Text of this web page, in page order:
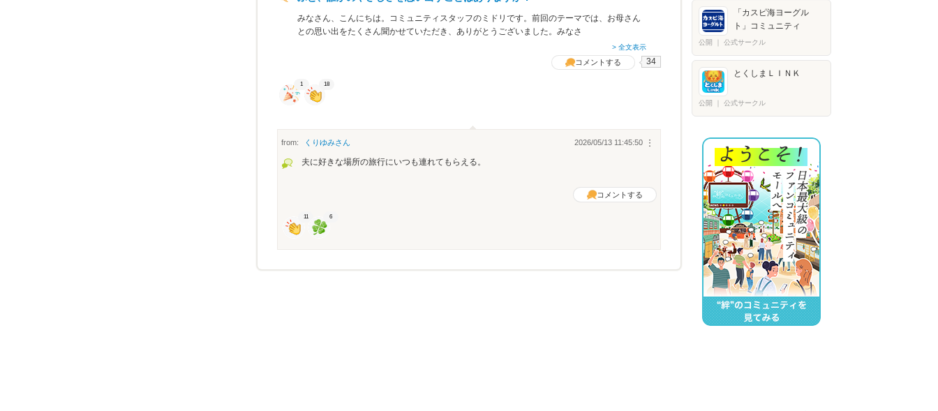
みなさん、こんにちは。コミュニティスタッフのミドリです。前回のテーマでは、お母さん
との思い出をたくさん聞かせていただき、ありがとうございました。みなさ
> 全文表示
コメントする 34
1 18
from: くりゆみさん ︙
2026/05/13 11:45:50
夫に好きな場所の旅行にいつも連れてもらえる。
コメントする
11 6
「カスピ海ヨーグル
ト」コミュニティ
公開 公式サークル
とくしまＬＩＮＫ
公開 公式サークル